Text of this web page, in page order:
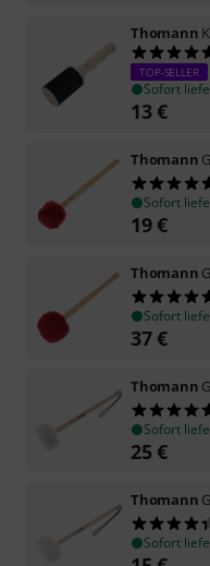
Thomann
TOP-SELLER
Sofort
13€
Thomann
Sofort
19€
Thomann
Sofort
37€
Thomann
Sofort
25€
Thomann
Sofort